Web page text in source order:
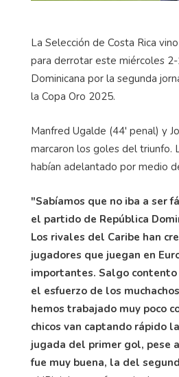
La Selección de Costa Rica
para derrotar este miércoles
Dominicana por la segunda
la Copa Oro 2025.
Manfred Ugalde (44' penal) y
marcaron los goles del triunfo.
habían adelantado por medio
"Sabíamos que no iba a ser
el partido de República
Los rivales del Caribe han
jugadores que juegan en
importantes. Salgo
el esfuerzo de los
hemos trabajado muy poco
chicos van captando rápido
jugada del primer gol, pese
fue muy buena, la del